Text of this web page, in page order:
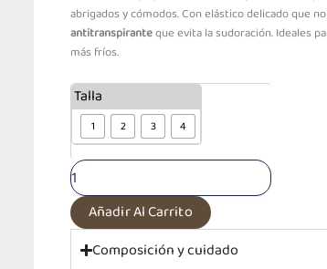
Through
S/13.90
abrigados y cómodos. Con elástico delicado que
antitranspiranteque evita la sudoración. Ideales
más fríos.
Talla
1 2 3 4
Media
Felpa
Perla
Animalitos
cantidad
Añadir Al Carrito
Composición y cuidado